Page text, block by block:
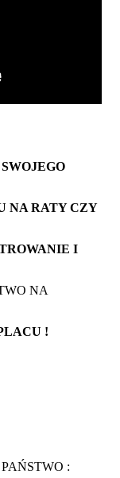
NA RATY CZY
I
NA
!
: